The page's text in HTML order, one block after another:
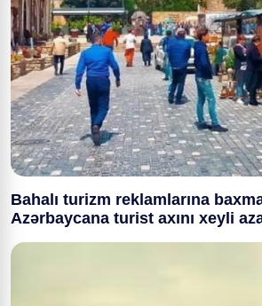
Bahalı turizm reklamlarına
Azərbaycana turist axını xeyli